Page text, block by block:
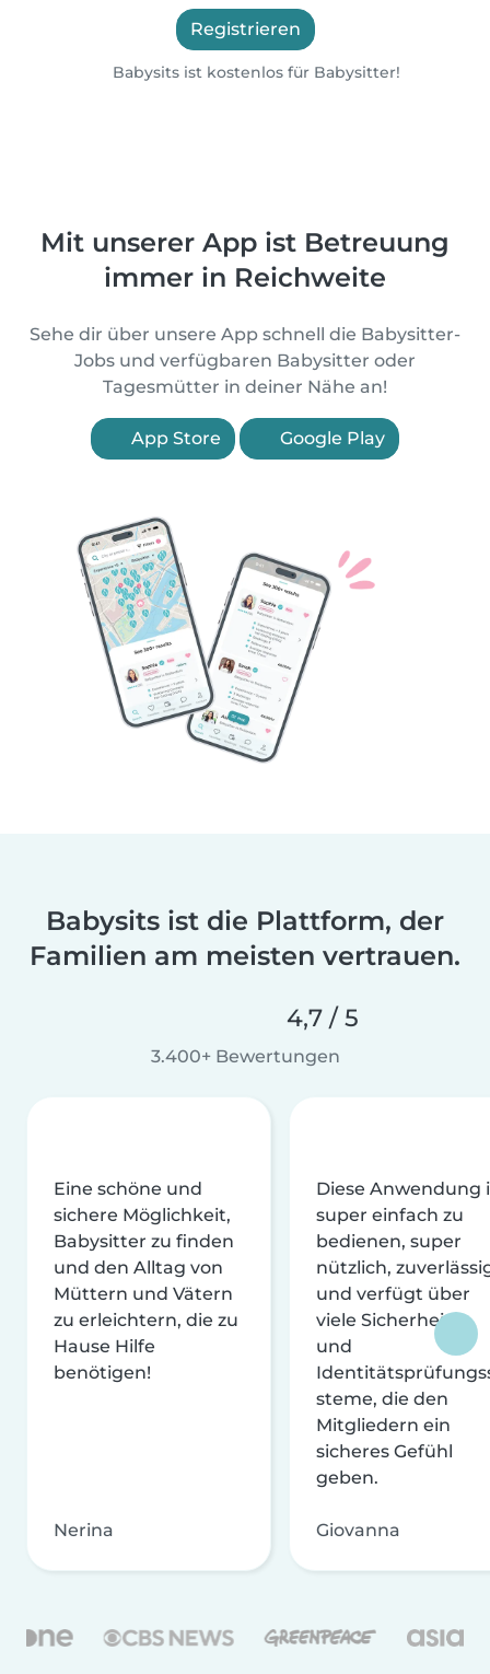
Registrieren
Babysits ist kostenlos für Babysitter!
Mit unserer App ist Betreuung
immer in Reichweite
Sehe dir über unsere App schnell die Babysitter-
Jobs und verfügbaren Babysitter oder
Tagesmütter in deiner Nähe an!
App Store Google Play
Babysits ist die Plattform, der
Familien am meisten vertrauen.
4,7 / 5
3.400+ Bewertungen
Eine schöne und
sichere Möglichkeit,
Babysitter zu finden
und den Alltag von
Müttern und Vätern
zu erleichtern, die zu
Hause Hilfe
benötigen!
Nerina
Diese Anwendung
super einfach zu
bedienen, super
nützlich,
und verfügt über
viele Sicherheits-
und
steme, die den
Mitgliedern ein
sicheres Gefühl
geben.
Giovanna